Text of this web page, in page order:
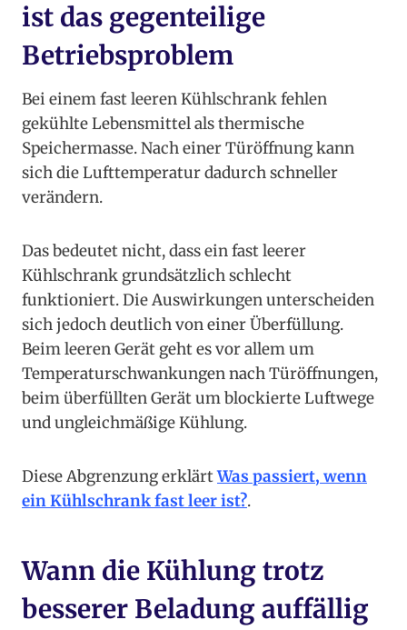
ist das gegenteilige
Betriebsproblem
Bei einem fast leeren Kühlschrank fehlen
gekühlte Lebensmittel als thermische
Speichermasse. Nach einer Türöffnung kann
sich die Lufttemperatur dadurch schneller
verändern.
Das bedeutet nicht, dass ein fast leerer
Kühlschrank grundsätzlich schlecht
funktioniert. Die Auswirkungen unterscheiden
sich jedoch deutlich von einer Überfüllung.
Beim leeren Gerät geht es vor allem um
Temperaturschwankungen nach Türöffnungen,
beim überfüllten Gerät um blockierte Luftwege
und ungleichmäßige Kühlung.
Diese Abgrenzung erklärtWas passiert, wenn
ein Kühlschrank fast leer ist?.
Wann die Kühlung trotz
besserer Beladung auffällig